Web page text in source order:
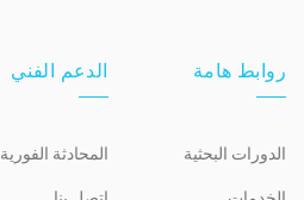
روابط هامة
الدورات البحثية
الدعم الفني
المحادثة الفورية